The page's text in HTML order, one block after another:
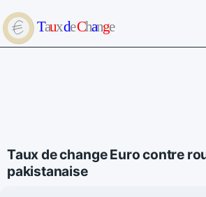
Taux de change Euro contre
pakistanaise